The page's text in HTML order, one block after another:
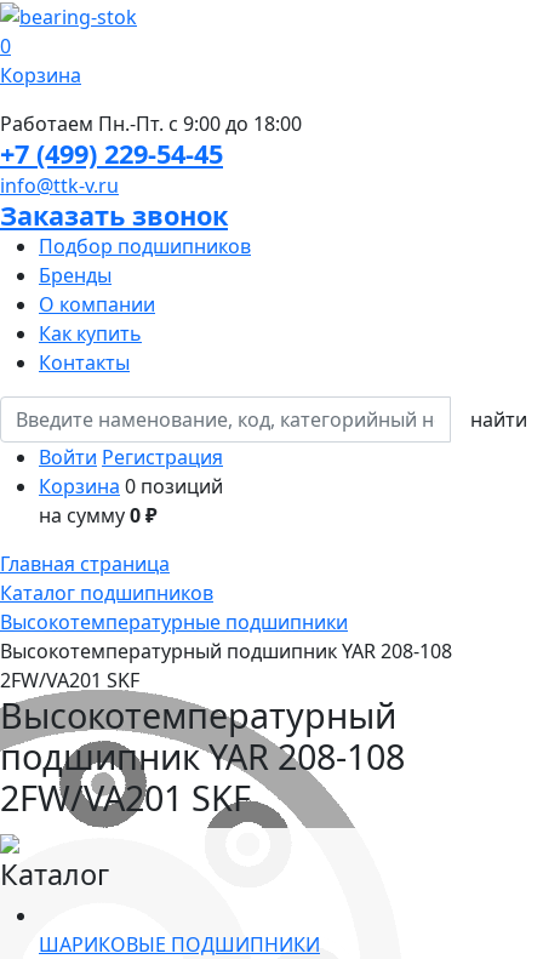
0
Корзина
Работаем Пн.-Пт. с 9:00 до 18:00
+7 (499) 229-54-45
info@ttk-v.ru
Заказать звонок
Подбор подшипников
Бренды
О компании
Как купить
Контакты
Войти Регистрация
Корзина 0 позиций
на сумму0 ₽
Главная страница
Каталог подшипников
Высокотемпературные подшипники
Высокотемпературный подшипник YAR 208-108
2FW/VA201 SKF
Высокотемпературный
подшипник YAR 208-108
2FW/VA201 SKF
Каталог
ШАРИКОВЫЕ ПОДШИПНИКИ